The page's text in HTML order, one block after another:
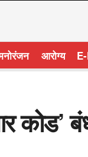
आरोग्य
कोड’